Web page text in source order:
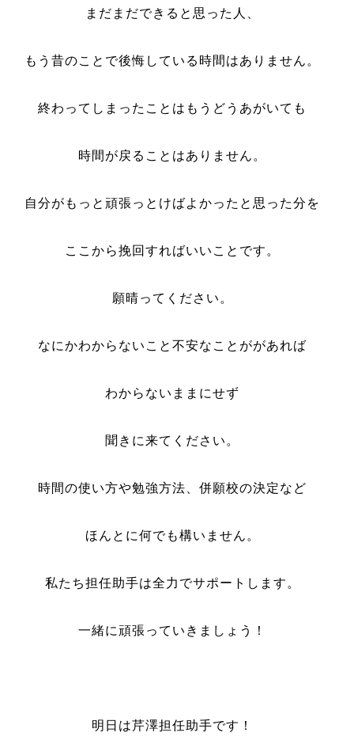
まだまだできると思った人、
もう昔のことで後悔している時間はありません。
終わってしまったことはもうどうあがいても
時間が戻ることはありません。
自分がもっと頑張っとけばよかったと思った分を
ここから挽回すればいいことです。
願晴ってください。
なにかわからないこと不安なことががあれば
わからないままにせず
聞きに来てください。
時間の使い方や勉強方法、併願校の決定など
ほんとに何でも構いません。
私たち担任助手は全力でサポートします。
一緒に頑張っていきましょう！
明日は芹澤担任助手です！